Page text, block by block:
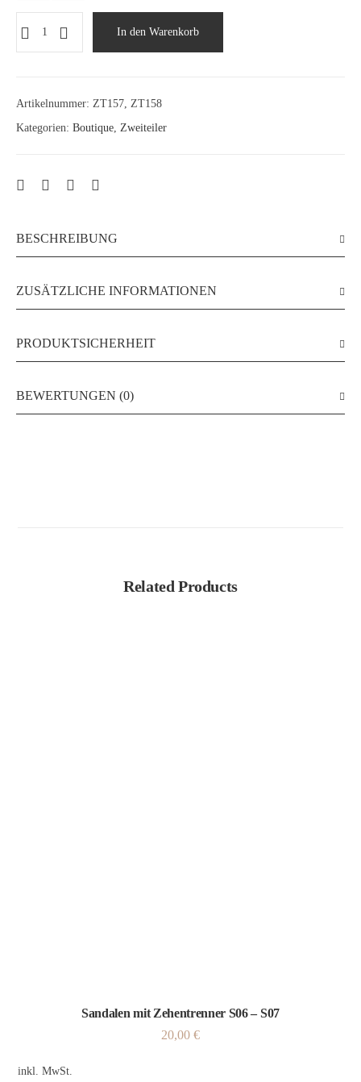
Teiler
Menge
In den Warenkorb
Artikelnummer: ZT157, ZT158
Kategorien: Boutique, Zweiteiler
BESCHREIBUNG
ZUSÄTZLICHE INFORMATIONEN
PRODUKTSICHERHEIT
BEWERTUNGEN (0)
Related Products
Sandalen mit Zehentrenner S06 – S07
20,00 €
inkl. MwSt.